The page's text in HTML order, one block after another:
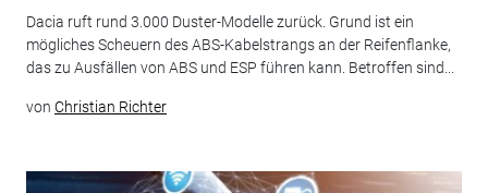
Dacia ruft rund 3.000 Duster-Modelle zurück. Grund ist ein
mögliches Scheuern des ABS-Kabelstrangs an der Reifenflanke,
das zu Ausfällen von ABS und ESP führen kann. Betroffen sind...
von Christian Richter